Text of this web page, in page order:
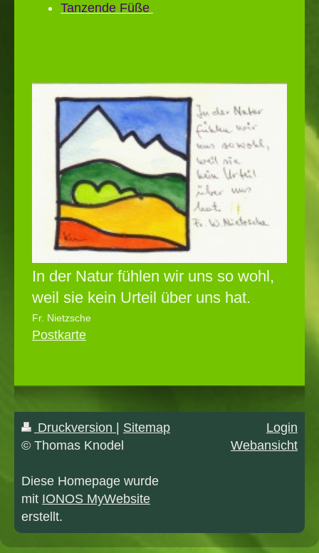
Tanzende Füße
In der Natur fühlen wir uns so wohl,
weil sie kein Urteil über uns hat.
Fr. Nietzsche
Postkarte
Druckversion
Sitemap
© Thomas Knodel
Diese Homepage wurde
mit IONOS MyWebsite
erstellt.
Login
Webansicht